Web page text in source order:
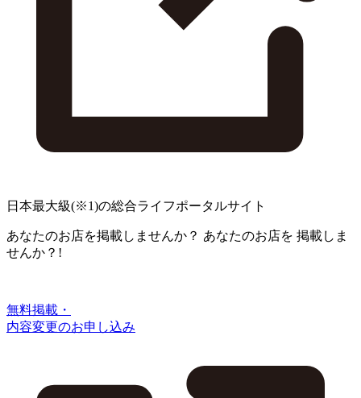
日本最大級(※1)の総合ライフポータルサイト
あなたのお店を掲載しませんか？ あなたのお店を 掲載しま
せんか？!
無料掲載・
内容変更のお申し込み